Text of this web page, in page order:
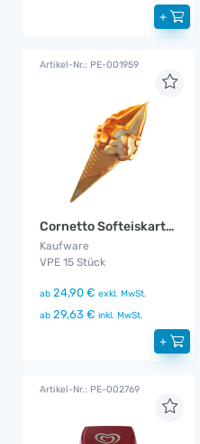
+
Artikel-Nr.: PE-001959
Cornetto Softeiskartusche Caramel
Kaufware
VPE 15 Stück
ab 24,90 € exkl. MwSt.
ab 29,63 € inkl. MwSt.
+
Artikel-Nr.: PE-002769